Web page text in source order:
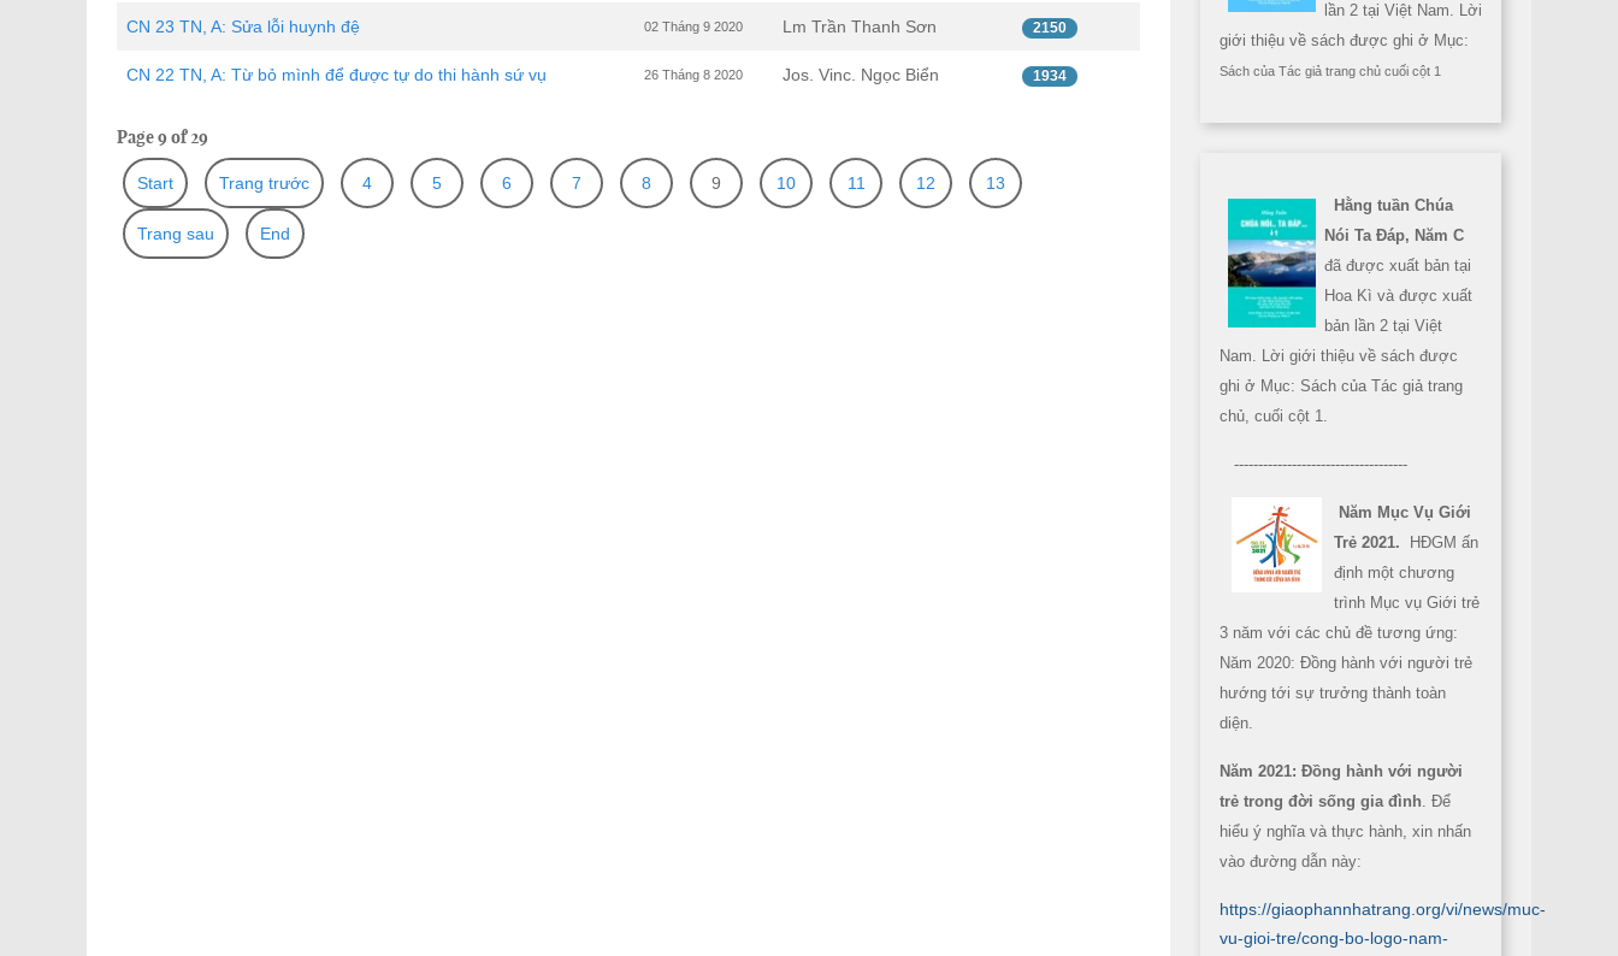
CN 23 TN, A: Sửa lỗi huynh đệ 02 Tháng 9 2020 Lm Trần Thanh Sơn 2150
CN 22 TN, A: Từ bỏ mình để được tự do thi hành sứ vụ 26 Tháng 8 2020 Jos. Vinc. Ngọc Biển 1934
Page 9 of 29
Start Trang trước 4 5 6 7 8 9 10 11 12 13
Trang sau End
lần 2 tại Việt Nam. Lời
giới thiệu về sách được ghi ở Mục:
Sách của Tác giả trang chủ cuối cột 1
Hằng tuần Chúa
Nói Ta Đáp, Năm C
đã được xuất bản tại
Hoa Kì và được xuất
bản lần 2 tại Việt
Nam. Lời giới thiệu về sách được
ghi ở Mục: Sách của Tác giả trang
chủ, cuối cột 1.
------------------------------------
Năm Mục Vụ Giới
Trẻ 2021.
HĐGM ấn
định một chương
trình Mục vụ Giới trẻ
3 năm với các chủ đề tương ứng:
Năm 2020: Đồng hành với người trẻ
hướng tới sự trưởng thành toàn
diện.
Năm 2021: Đồng hành với người
trẻ trong đời sống gia đình. Để
hiểu ý nghĩa và thực hành, xin nhấn
vào đường dẫn này:
https://giaophannhatrang.org/vi/news/muc-
vu-gioi-tre/cong-bo-logo-nam-